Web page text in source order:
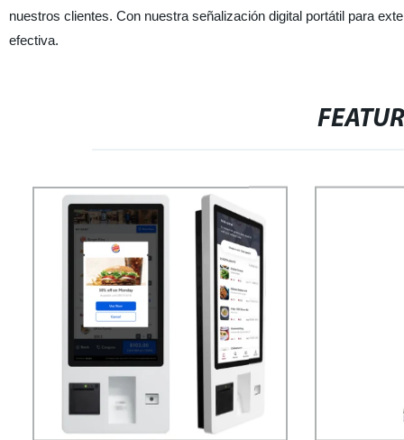
nuestros clientes. Con nuestra señalización digital portátil para
efectiva.